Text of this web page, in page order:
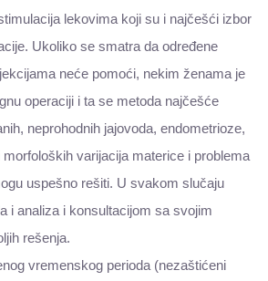
lekovima koji su i najčešći izbor
Ukoliko se smatra da određene
neće pomoći, nekim ženama je
operaciji i ta se metoda najčešće
neprohodnih jajovoda, endometrioze,
varijacija materice i problema
uspešno rešiti. U svakom slučaju
i analiza i konsultacijom sa svojim
rešenja.
vremenskog perioda (nezaštićeni